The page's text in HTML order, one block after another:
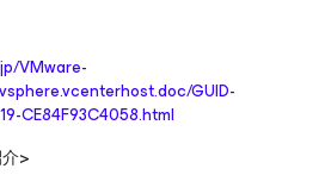
VMware-
GUID-
CE84F93C4058.html
>